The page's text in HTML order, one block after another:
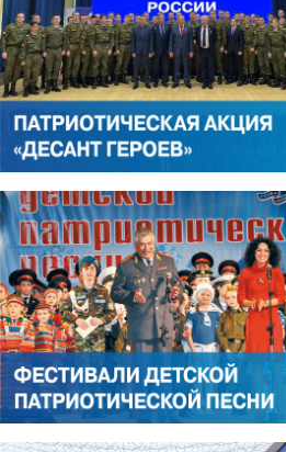
АНТОН ЦВЕТКОВ
АЛЕКСАНДР ЯНЕВСКИЙ